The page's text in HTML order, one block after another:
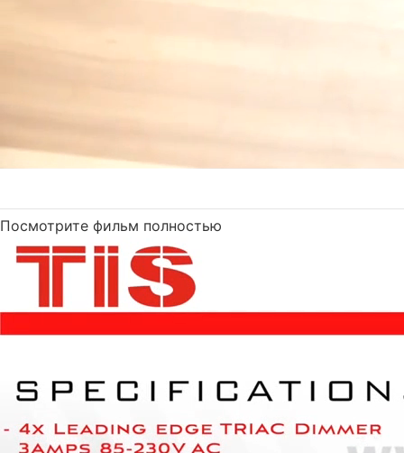
Посмотрите фильм полностью